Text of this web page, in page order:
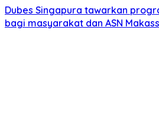
Dubes Singapura tawarkan
bagi masyarakat dan ASN